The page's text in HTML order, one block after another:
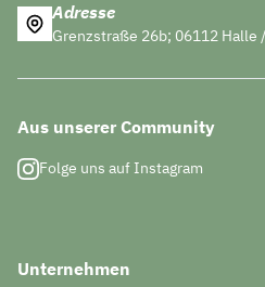
Adresse
Grenzstraße 26b; 06112 Halle
Aus unserer Community
Folge uns auf Instagram
Unternehmen